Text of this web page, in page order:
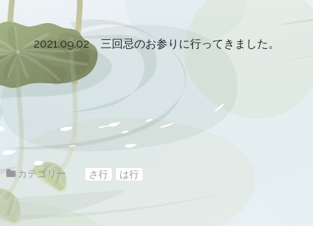
2021.09.02 三回忌のお参りに行ってきました。
カテゴリー さ行 は行